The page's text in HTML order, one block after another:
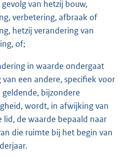
van hetzij bouw,
verbetering, afbraak of
hetzij verandering van
of;
in waarde ondergaat
van een andere, specifiek voor
bijzondere
wordt, in afwijking van
lid, de waarde bepaald naar
die ruimte bij het begin van